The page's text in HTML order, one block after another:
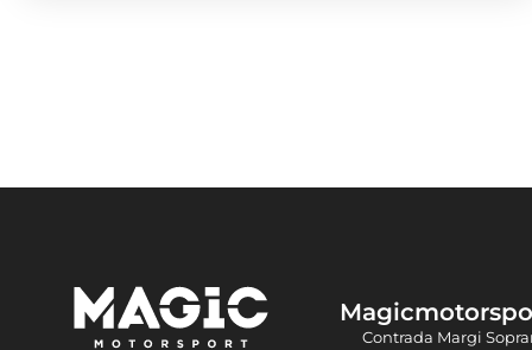
Contrada Margi